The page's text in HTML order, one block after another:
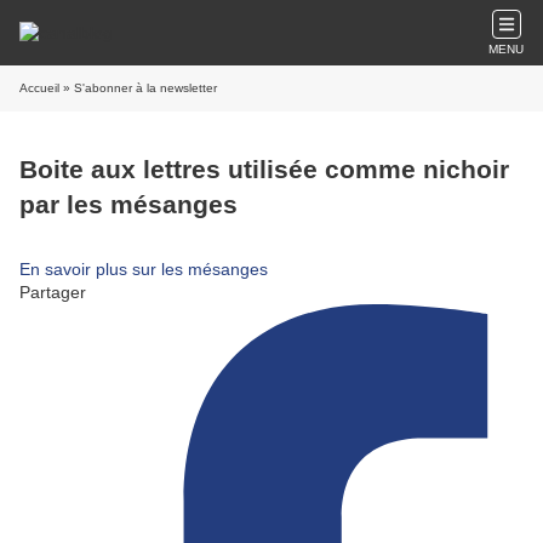
MENU
Accueil » S'abonner à la newsletter
Boite aux lettres utilisée comme nichoir
par les mésanges
En savoir plus sur les mésanges
Partager